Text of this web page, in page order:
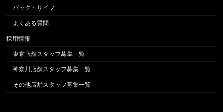
バック・サイフ
よくある質問
採用情報
東京店舗スタッフ募集一覧
神奈川店舗スタッフ募集一覧
その他店舗スタッフ募集一覧